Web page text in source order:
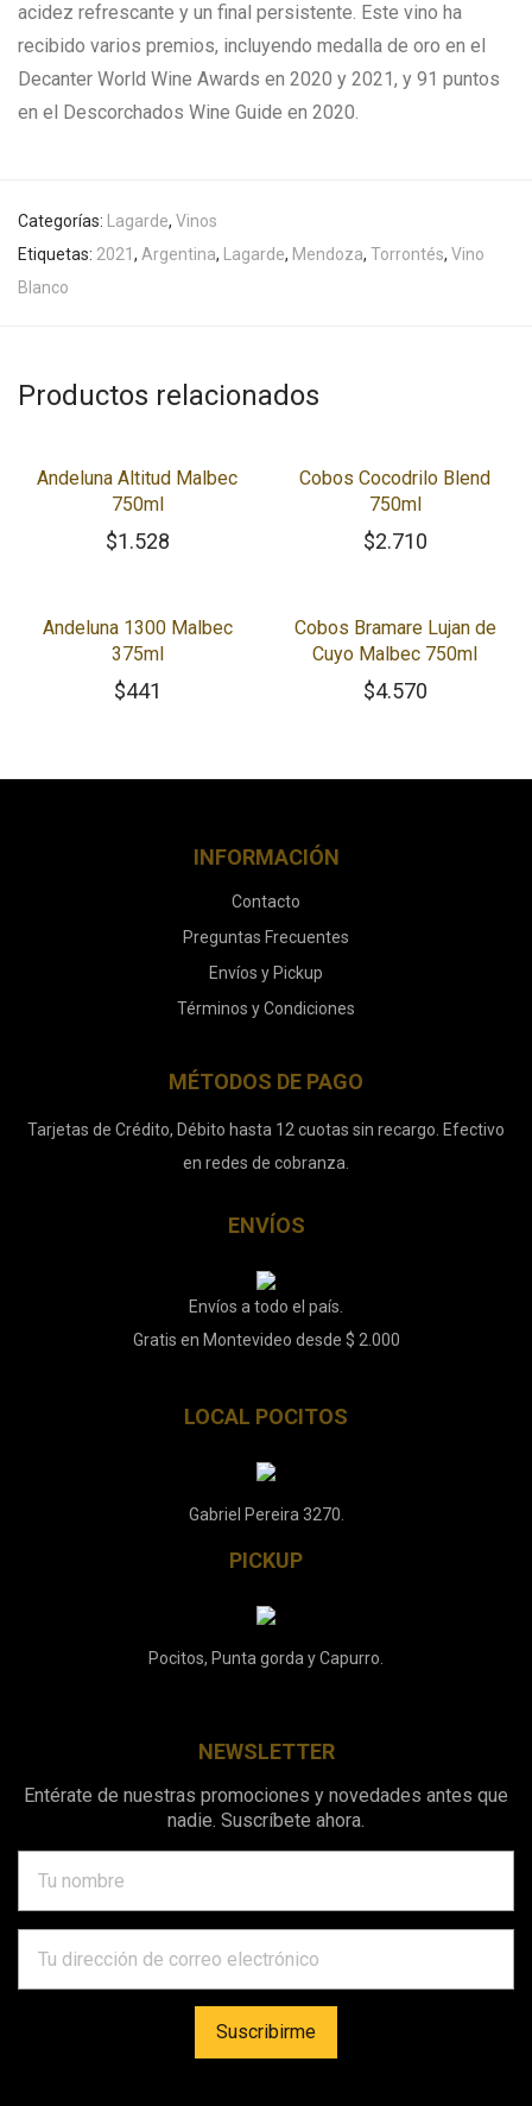
acidez refrescante y un final persistente. Este vino ha
recibido varios premios, incluyendo medalla de oro en el
Decanter World Wine Awards en 2020 y 2021, y 91 puntos
en el Descorchados Wine Guide en 2020.
Categorías: Lagarde, Vinos
Etiquetas: 2021 , Argentina, Lagarde, Mendoza, Torrontés, Vino
Blanco
Productos relacionados
Andeluna Altitud Malbec
750ml
$1.528
Cobos Cocodrilo Blend
750ml
$2.710
Andeluna 1300 Malbec
375ml
$441
Cobos Bramare Lujan de
Cuyo Malbec 750ml
$4.570
INFORMACIÓN
Contacto
Preguntas Frecuentes
Envíos y Pickup
Términos y Condiciones
MÉTODOS DE PAGO
Tarjetas de Crédito, Débito hasta 12 cuotas sin recargo. Efectivo
en redes de cobranza.
ENVÍOS
Envíos a todo el país.
Gratis en Montevideo desde $ 2.000
LOCAL POCITOS
Gabriel Pereira 3270.
PICKUP
Pocitos, Punta gorda y Capurro.
NEWSLETTER
Entérate de nuestras promociones y novedades antes que
nadie. Suscríbete ahora.